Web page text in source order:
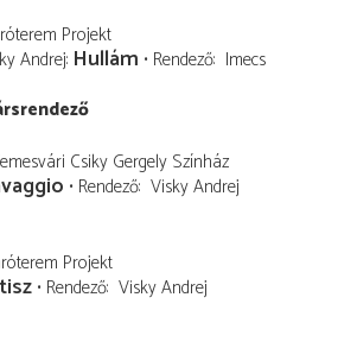
Projekt
Andrej Hullám Rendező Imecs
Csiky Gergely Színház
Rendező Visky Andrej
Projekt
Rendező Visky Andrej